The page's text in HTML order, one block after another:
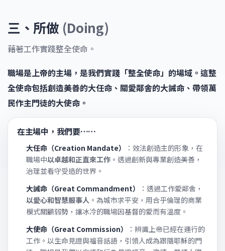
三、所做 (Doing)
藉著工作實踐整全使命。
職場是上帝的主場，是我們實踐「整全使命」的場域。這整
全使命包括創造美善的大任命、關愛鄰舍的大誡命、帶領萬
民作主門徒的大使命。
在主場中，我們要……
大任命（Creation Mandate）
：效法創造主的形象，在
職場中以卓越和正直來工作 。透過創新與專業創造美善，
治理並看守受造的世界。
大誡命（Great Commandment）
：透過工作愛鄰舍，
以愛心和智慧服事人 。為城市求平安，用合乎倫理的商業
模式關顧弱勢，讓冰冷的職場因基督的愛而有溫度。
大使命（Great Commission）
：辨識上帝已經在運行的
工作。以生命見證與福音話語，引領人成為跟隨耶穌的門